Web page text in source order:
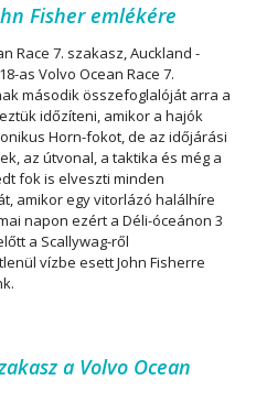
Fisher emlékére
Race 7. szakasz, Auckland -
as Volvo Ocean Race 7.
második összefoglalóját arra a
időzíteni, amikor a hajók
Horn-fokot, de az időjárási
az útvonal, a taktika és még a
fok is elveszti minden
amikor egy vitorlázó halálhíre
napon ezért a Déli-óceánon 3
a Scallywag-ről
vízbe esett John Fisherre
a Volvo Ocean